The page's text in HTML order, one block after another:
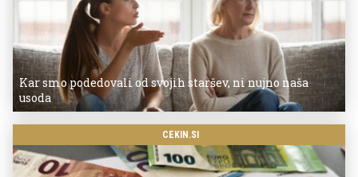
Kar smo podedovali od svojih staršev, ni nujno naša
usoda
CEKIN.SI